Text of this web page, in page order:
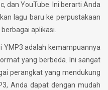
dan YouTube. Ini berarti Anda
lagu baru ke perpustakaan
aplikasi.
adalah kemampuannya
yang berbeda. Ini sangat
perangkat yang mendukung
Anda dapat dengan mudah